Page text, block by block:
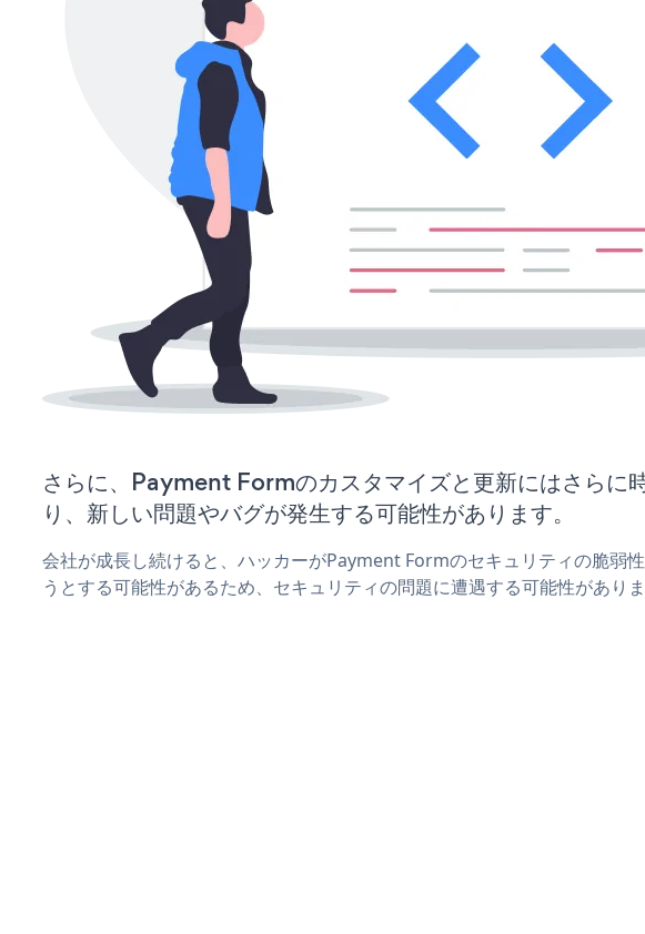
さらに、Payment Formのカスタマイズと更新にはさらに
り、新しい問題やバグが発生する可能性があります。
会社が成長し続けると、ハッカーがPayment Formのセキュリティの脆弱
うとする可能性があるため、セキュリティの問題に遭遇する可能性がありま